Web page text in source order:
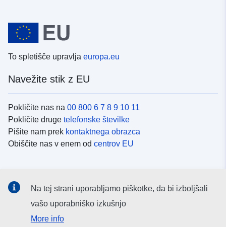
To spletišče upravlja europa.eu
Navežite stik z EU
Pokličite nas na 00 800 6 7 8 9 10 11
Pokličite druge telefonske številke
Pišite nam prek kontaktnega obrazca
Obiščite nas v enem od centrov EU
Iskanje podružbenih medijih EU
Na tej strani uporabljamo piškotke, da bi izboljšali
vašo uporabniško izkušnjo
More info